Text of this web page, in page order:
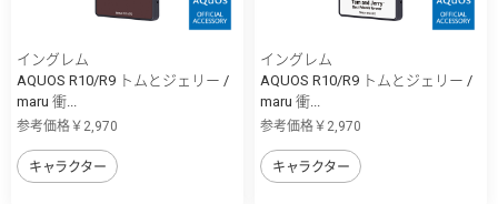
イングレム
AQUOS R10/R9 トムとジェリー /
maru 衝...
参考価格￥2,970
キャラクター
イングレム
AQUOS R10/R9 トムとジェリー /
maru 衝...
参考価格￥2,970
キャラクター